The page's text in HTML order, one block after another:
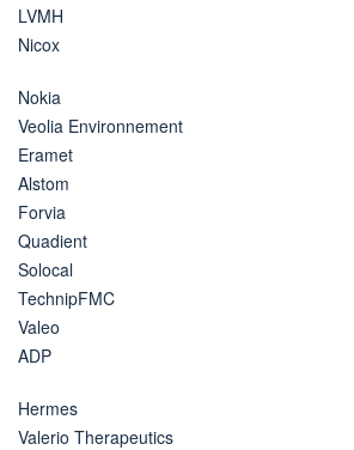
LVMH
Nicox
Nokia
Veolia Environnement
Eramet
Alstom
Forvia
Quadient
Solocal
TechnipFMC
Valeo
ADP
Hermes
Valerio Therapeutics